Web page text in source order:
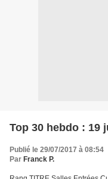
Top 30 hebdo : 19
Publié le 29/07/2017 à 08:54
Par Franck P.